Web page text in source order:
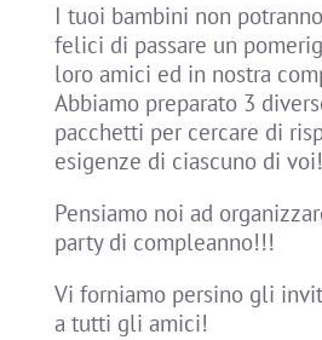
I tuoi bambini non
felici di passare un
loro amici ed in nostra
Abbiamo preparato 3
pacchetti per cercare di
esigenze di ciascuno di voi!
Pensiamo noi ad
party di compleanno!!!
Vi forniamo persino gli
a tutti gli amici!